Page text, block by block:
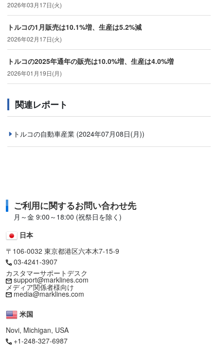
2026年03月17日(火)
トルコの1月販売は10.1%増、生産は5.2%減
2026年02月17日(火)
トルコの2025年通年の販売は10.0%増、生産は4.0%増
2026年01月19日(月)
関連レポート
トルコの自動車産業 (2024年07月08日(月))
ご利用に関するお問い合わせ先
月～金 9:00～18:00 (祝祭日を除く)
日本
〒106-0032 東京都港区六本木7-15-9
03-4241-3907
カスタマーサポートデスク
support@marklines.com
メディア関係者様向け
media@marklines.com
米国
Novi, Michigan, USA
+1-248-327-6987